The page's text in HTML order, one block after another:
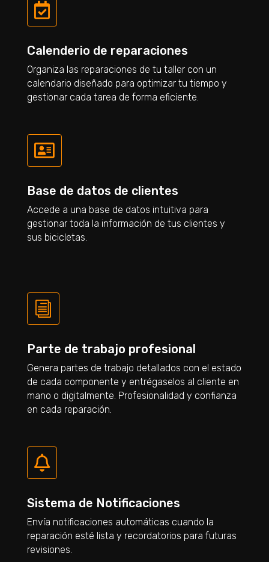

Calenderio de reparaciones
Organiza las reparaciones de tu taller con un
calendario diseñado para optimizar tu tiempo y
gestionar cada tarea de forma eficiente.

Base de datos de clientes
Accede a una base de datos intuitiva para
gestionar toda la información de tus clientes y
sus bicicletas.
i
Parte de trabajo profesional
Genera partes de trabajo detallados con el estado
de cada componente y entrégaselos al cliente en
mano o digitalmente. Profesionalidad y confianza
en cada reparación.

Sistema de Notificaciones
Envía notificaciones automáticas cuando la
reparación esté lista y recordatorios para futuras
revisiones.